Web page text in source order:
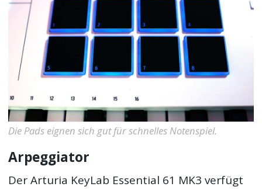
Die Pads eignen sich gut für schnelles Notenspiel.
Arpeggiator
Der Arturia KeyLab Essential 61 MK3 verfügt